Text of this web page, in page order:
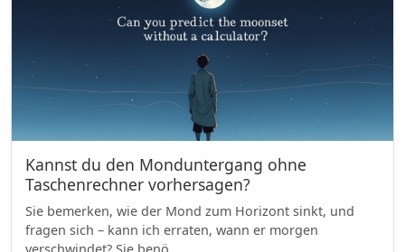
Kannst du den Monduntergang ohne
Taschenrechner vorhersagen?
Sie bemerken, wie der Mond zum Horizont sinkt, und
fragen sich – kann ich erraten, wann er morgen